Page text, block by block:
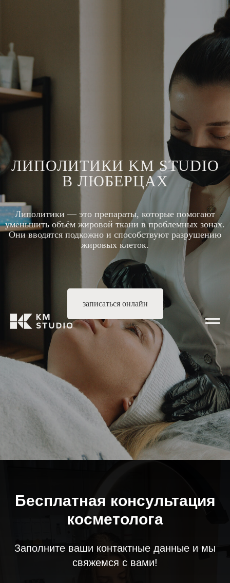
ЛИПОЛИТИКИ KM STUDIO
В ЛЮБЕРЦАХ
Липолитики — это препараты, которые помогают
уменьшить объём жировой ткани в проблемных зонах.
Они вводятся подкожно и способствуют разрушению
жировых клеток.
записаться онлайн
Бесплатная консультация
косметолога
Заполните ваши контактные данные и мы
свяжемся с вами!